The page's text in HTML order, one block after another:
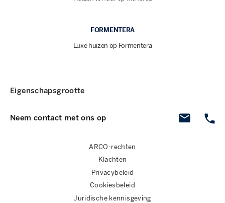
FORMENTERA
Luxe huizen op Formentera
Neem contact met ons op
Eigenschapsgrootte
ARCO-rechten
Klachten
Privacybeleid
Cookiesbeleid
Juridische kennisgeving